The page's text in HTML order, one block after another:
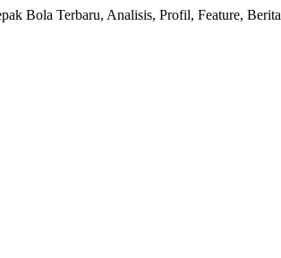
Bola Terbaru, Analisis, Profil, Feature,